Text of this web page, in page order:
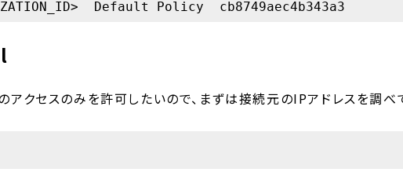
クセスのみを許可したいので、まずは接続元のIPアドレスを調べ